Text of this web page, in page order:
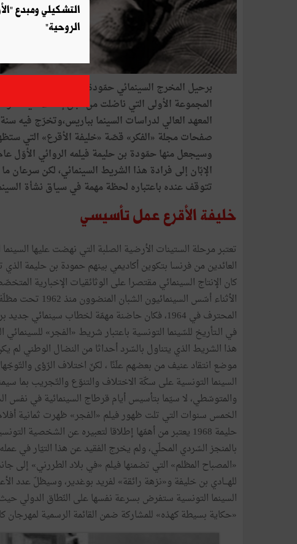
برحيل المخرج السينمائيحمّودة
المجموعة الأولى التي ناضلت منأجلإنشاءسينما
المعهد العالي لدراسات السينما بباريس،وتخرّج فيه سنة
صفحات مجلة «الفكر» قصّة «خليفة الأقرع» التي
وسيجعل منهاحمّودة بنحليمة فيلمه الروائي الأوّل
الإبّان إلى فرادة هذا الشريط السينمائي، لكن سرعان ما
تتوقفعنده باعتباره لحظة مهمة في سياق نشأة
خليفة الأقرع عمل تأسيسي
تعتبرمرحلة الستينات الأرضية الصلبة التي نهضت عليها السينما
العائدين من فرنسا بتكوينأكاديمي بينهم حمودة بن حليمة الذي
كان الإنتاج السينمائي مقتصرا على الوثائقيات الإخبارية
الأثناءأسّس السينمائيون الشبان المنضوون منذ 1962 تحت مظلّة
المحترف في 1964، فكان حاضنة مهمّة لخطاب سينمائي جديد
في الـتأريخ للسّينما التونسية باعتبارشريط «الفجر» للسينمائي
هذا الشريط الذي يتناول بالسّردأحداثا من النضال الوطني لم
موضع انتقاد عنيف من بعضهم علَنًا ، لكنّ اختلاف الرّؤى
السينما التونسية على سكّة الاختلاف والتنوّع والتّجريب بما
والمتوسّطي، لا سيّما بتأسيسأيام قرطاج السينمائية في نفس
الخمس سنوات التي تلت ظهورفيلم «الفجر» ظهرت ثمانية
حليمة 1968 يعتبرمنأهمّها إطلاقا لتعبيره عن الشخصية
بالمنجزالسّردي المحلّي، ولم يخرج الفقيد عن هذا التيّارفي عمله
«المصباح المظلم» التي تضمنها فيلم «في بلاد الطررني» إلى
للهـــادي بن خليفة و«نزهة رائقة» لفريد بوغدير، وسيظلّ عدد
السينما التونسية ستفرض بسرعة نفسها على النّطاق الدولي
«حكاية بسيطة كهذه» للمشاركة ضمن القائمة الرسمية لمهرجان
التشكيلي ومبدع
الروحية"